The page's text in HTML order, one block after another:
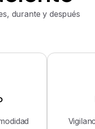
durante y después